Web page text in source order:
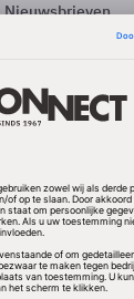
Nieuwsbrieven